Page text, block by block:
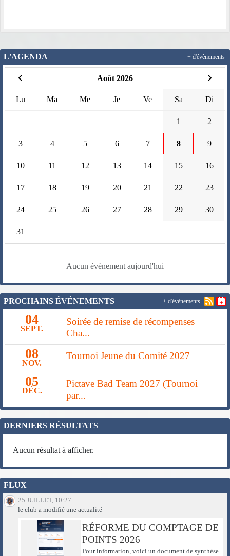
L'AGENDA
Août 2026
Lu Ma Me Je Ve Sa Di
1 2
3 4 5 6 7 8 9
10 11 12 13 14 15 16
17 18 19 20 21 22 23
24 25 26 27 28 29 30
31
Aucun évènement aujourd'hui
+ d'évènements
PROCHAINS ÉVÉNEMENTS
04
SEPT.
Soirée de remise de récompenses
Cha...
08
NOV.
Tournoi Jeune du Comité 2027
05
DÉC.
Pictave Bad Team 2027 (Tournoi
par...
+ d'évènements
DERNIERS RÉSULTATS
Aucun résultat à afficher.
FLUX
25 JUILLET, 10:27
le club a modifié une actualité
RÉFORME DU COMPTAGE DE
POINTS 2026
Pour information, voici un document de synthèse